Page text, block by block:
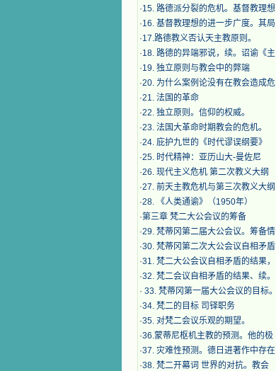
·15. 路德派分裂的危机。基督教理想
·16. 基督教理想的进一步广度。其局
·17.路德教义否认天主教原则。
·18. 路德的异端邪说，续。诏谕《主
·19. 独立原则与教会中的弊端
·20. 为什么案例论没有在教会造成危
·21. 法国的革命
·22. 独立原则。信仰的权威。
·23. 法国大革命时期教会的危机。
·24. 庇护九世的《时代谬误纲要》
·25. 时代精神：亚历山大-曼佐尼
·26. 现代主义危机 第二次教义大纲
·27. 前天主教危机与第三次教义大纲
·28. 《人类通谕》（1950年）
·第三章 梵二大公会议的筹备
·29. 梵蒂冈第二届大公会议。筹备情
·30. 梵蒂冈第二次大公会议自相矛盾
·31. 梵二大公会议自相矛盾的结果，
·32. 梵二会议自相矛盾的结果、续。
· 33. 梵蒂冈第一届大公会议的目标。
·34. 梵二的目标 司铎职务
·35. 对梵二会议乐观的期望。
·36.蒙蒂尼枢机主教的预测。他的极
·37. 灾难性预测。德日进著作中存在
·38. 梵二开幕词 世界的对抗。教会